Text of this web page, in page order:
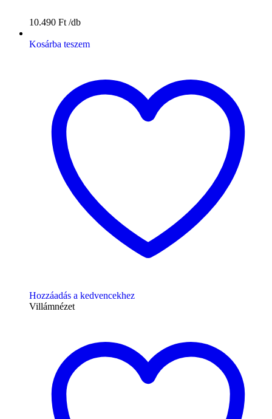
10.490 Ft
Kosárba teszem
Hozzáadás a kedvencekhez
Villámnézet